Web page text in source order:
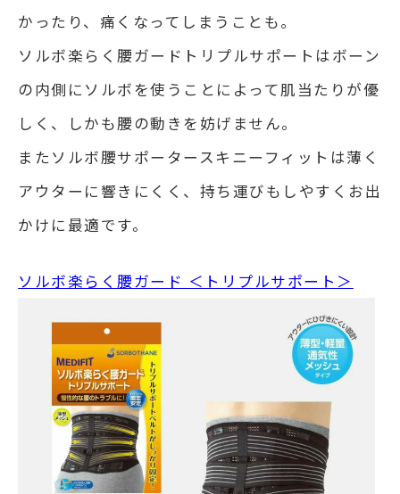
かったり、痛くなってしまうことも。
ソルボ楽らく腰ガードトリプルサポートはボーン
の内側にソルボを使うことによって肌当たりが優
しく、しかも腰の動きを妨げません。
またソルボ腰サポータースキニーフィットは薄く
アウターに響きにくく、持ち運びもしやすくお出
かけに最適です。
ソルボ楽らく腰ガード ＜トリプルサポート＞